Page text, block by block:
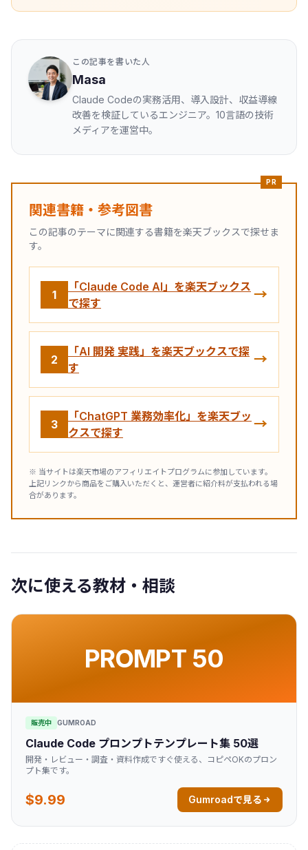
この記事を書いた人
Masa
Claude Codeの実務活用、導入設計、収益導線
改善を検証しているエンジニア。10言語の技術
メディアを運営中。
PR
関連書籍・参考図書
この記事のテーマに関連する書籍を楽天ブックスで探せま
す。
1
「Claude Code AI」を楽天ブックス
で探す
→
2
「AI 開発 実践」を楽天ブックスで探
す
→
3
「ChatGPT 業務効率化」を楽天ブッ
クスで探す
→
※ 当サイトは楽天市場のアフィリエイトプログラムに参加しています。
上記リンクから商品をご購入いただくと、運営者に紹介料が支払われる場
合があります。
次に使える教材・相談
PROMPT 50
販売中 GUMROAD
Claude Code プロンプトテンプレート集 50選
開発・レビュー・調査・資料作成ですぐ使える、コピペOKのプロン
プト集です。
$9.99 Gumroadで見る